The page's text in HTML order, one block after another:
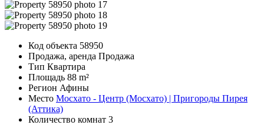
Код объекта 58950
Продажа, аренда Продажа
Тип Квартира
Площадь 88 m²
Регион Афины
Место Мосхато - Центр (Мосхато) | Пригороды Пирея
(Аттика)
Количество комнат 3